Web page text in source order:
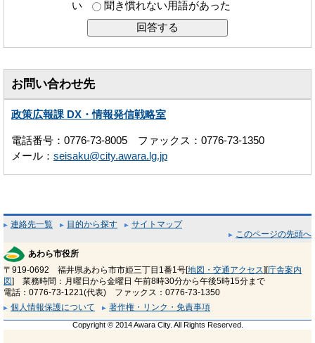
い
聞き慣れない用語があった
お問い合わせ先
政策広報課 DX・情報発信戦略室
電話番号：0776-73-8005 ファックス：0776-73-1350
メール： seisaku@city.awara.lg.jp
連絡先一覧 目的から探す
サイトマップ
このページの先頭へ
あわら市役所
〒919-0692 福井県あわら市市姫三丁目1番1号[地図・交通アクセス][庁舎案内
図] 業務時間：月曜日から金曜日 午前8時30分から午後5時15分まで
電話：0776-73-1221(代表) ファックス：0776-73-1350
個人情報保護について
著作権・リンク・免責事項
Copyright © 2014 Awara City. All Rights Reserved.